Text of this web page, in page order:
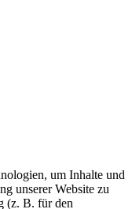
um Inhalte und
unserer Website zu
(z. B. für den